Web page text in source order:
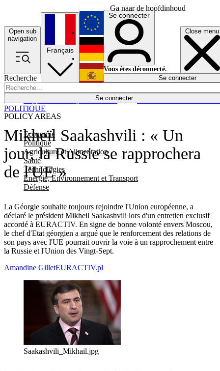
Ga naar de hoofdinhoud
Open sub
navigation
Close menu
Recherche
Se connecter
POLICY AREAS
Economie
Politique
Agriculture et Alimentation
Santé
Technologies
Energie, Environnement et Transport
Défense
Économie
Français
English
Deutsch
Español
Se connecter
Vous êtes déconnecté.
Se connecter
Mikheïl Saakashvili : « Un
jour, la Russie se rapprochera
de l'UE »
La Géorgie souhaite toujours rejoindre l'Union européenne, a
déclaré le président Mikheil Saakashvili lors d'un entretien exclusif
accordé à EURACTIV. En signe de bonne volonté envers Moscou,
le chef d'Etat géorgien a argué que le renforcement des relations de
son pays avec l'UE pourrait ouvrir la voie à un rapprochement entre
la Russie et l'Union des Vingt-Sept.
POLITIQUE
Amandine GilletEURACTIV.pl
Saakashvili_Mikhail.jpg